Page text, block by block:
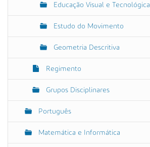
Educação Visual e Tecnológica
Estudo do Movimento
Geometria Descritiva
Regimento
Grupos Disciplinares
Português
Matemática e Informática